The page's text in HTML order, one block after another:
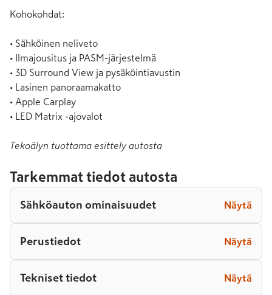
Kohokohdat:
• Sähköinen neliveto
• Ilmajousitus ja PASM-järjestelmä
• 3D Surround View ja pysäköintiavustin
• Lasinen panoraamakatto
• Apple Carplay
• LED Matrix -ajovalot
Tekoälyn tuottama esittely autosta
Tarkemmat tiedot autosta
Sähköauton ominaisuudet Näytä
Perustiedot Näytä
Tekniset tiedot Näytä